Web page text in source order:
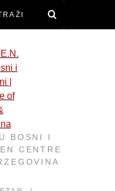
BOSNI I
CENTRE